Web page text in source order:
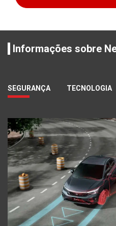
Informações sobre
SEGURANÇA TECNOLOGIA